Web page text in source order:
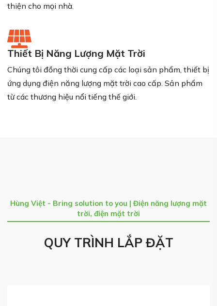
thiện cho mọi nhà.
Thiết Bị Năng Lượng Mặt Trời
Chúng tôi đồng thời cung cấp các loại sản phẩm, thiết bị
ứng dụng điện năng lượng mặt trời cao cấp. Sản phẩm
từ các thương hiệu nổi tiếng thế giới.
Hùng Việt - Bring solution to you | Điện năng lượng mặt
trời, điện mặt trời
QUY TRÌNH LẮP ĐẶT